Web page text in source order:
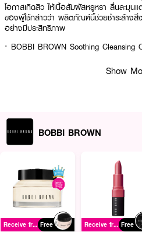
โอกาสเกิดสิว ให้เนื้อสัมผัสหรูหรา ลื่นละมุนแ
ของผู้ใช้กล่าวว่า ผลิตภัณฑ์นี้ช่วยชำระล้างสิ่
อย่างมีประสิทธิภาพ
· BOBBI BROWN Soothing Cleansing
· บ็อบบี้ บราวน์ ซูตติ้ง คลีนซิ่ง ออยล์
· มอบความชุ่มชื้นเพื่อผิวที่เนียนนุ่มน่าสัมผัส
· สามารถล้างเครื่องสำอางประเภทกันน้ำไ
· ชำระล้างสิ่งสกปรกที่อุดตันรูขุมขนได้ดียิ่งขึ้
How to Use :
กด 1 ปั๊มลงบนฝ่ามือที่แห้ง จากนั้นนวดวนเ
ลงบนผิวหน้าแล้วนวดอีกครั้งจนน้ำมันเปลี่
Show
BOBBI BROWN
Receive free gift Free Receive free gift Free